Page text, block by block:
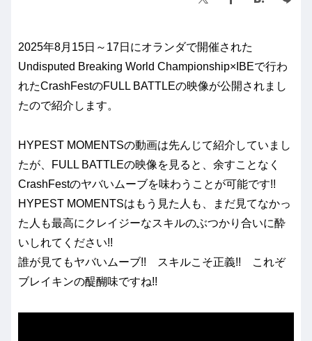
2025年8月15日～17日にオランダで開催された
Undisputed Breaking World Championship×IBEで行わ
れたCrashFestのFULL BATTLEの映像が公開されまし
たので紹介します。
HYPEST MOMENTSの動画は先んじて紹介していまし
たが、FULL BATTLEの映像を見ると、余すことなく
CrashFestのヤバいムーブを味わうことが可能です!!
HYPEST MOMENTSはもう見た人も、まだ見てなかっ
た人も最高にクレイジーなスキルのぶつかり合いに酔
いしれてください!!
誰が見てもヤバいムーブ!! スキルこそ正義!! これぞ
ブレイキンの醍醐味ですね!!